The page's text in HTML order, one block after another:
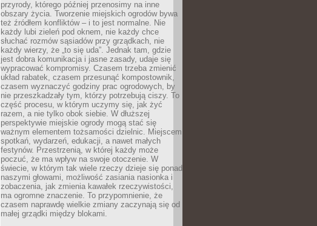
przyrody, którego później przenosimy na inne
obszary życia. Tworzenie miejskich ogrodów bywa
też źródłem konfliktów – i to jest normalne. Nie
każdy lubi zieleń pod oknem, nie każdy chce
słuchać rozmów sąsiadów przy grządkach, nie
każdy wierzy, że „to się uda”. Jednak tam, gdzie
jest dobra komunikacja i jasne zasady, udaje się
wypracować kompromisy. Czasem trzeba zmienić
układ rabatek, czasem przesunąć kompostownik,
czasem wyznaczyć godziny prac ogrodowych, by
nie przeszkadzały tym, którzy potrzebują ciszy. To
część procesu, w którym uczymy się, jak żyć
razem, a nie tylko obok siebie. W dłuższej
perspektywie miejskie ogrody mogą stać się
ważnym elementem tożsamości dzielnic. Miejscem
spotkań, wydarzeń, edukacji, a nawet małych
festynów. Przestrzenią, w której każdy może
poczuć, że ma wpływ na swoje otoczenie. W
świecie, w którym tak wiele rzeczy dzieje się ponad
naszymi głowami, możliwość zasiania nasionka i
zobaczenia, jak zmienia kawałek rzeczywistości,
ma ogromne znaczenie. To przypomnienie, że
czasem naprawdę wielkie zmiany zaczynają się od
małej grządki między blokami.